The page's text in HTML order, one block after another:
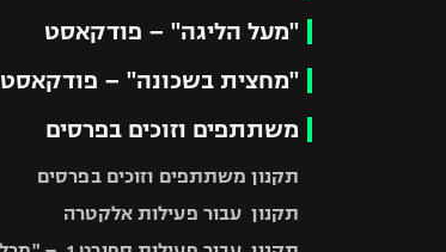
"מעל הליגה" – פודקאסט
"מחצית בשכונה" – פודקאסט
משתתפים וזוכים בפרסים
תקנון משתתפים וזוכים בפרסים
תקנון עבור פעילות אלקטרה